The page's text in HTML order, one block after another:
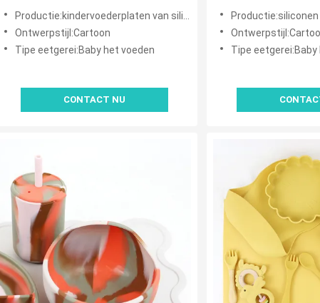
plaat Bib Lepel Bowl Lepel Bowl
Plaat
Productie:kindervoederplaten van siliconen
Ontwerpstijl:Cartoon
Tipe eetgerei:Baby het voeden
CONTACT NU
Afstoten Set Food
OEM ODM
Tipe eetgerei:Baby